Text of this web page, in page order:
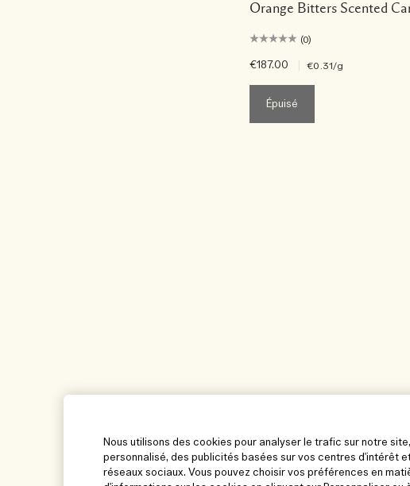
Orange Bitters Scented
(0)
€187.00 €0.31/g
Épuisé
Nous utilisons des cookies pour analyser le trafic sur notre
personnalisé, des publicités basées sur vos centres d'intérêt
réseaux sociaux. Vous pouvez choisir vos préférences en